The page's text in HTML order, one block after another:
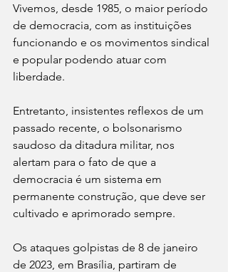
Vivemos, desde 1985, o maior período
de democracia, com as instituições
funcionando e os movimentos sindical
e popular podendo atuar com
liberdade.
Entretanto, insistentes reflexos de um
passado recente, o bolsonarismo
saudoso da ditadura militar, nos
alertam para o fato de que a
democracia é um sistema em
permanente construção, que deve ser
cultivado e aprimorado sempre.
Os ataques golpistas de 8 de janeiro
de 2023, em Brasília, partiram de